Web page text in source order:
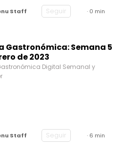
Staff Seguir · 0 min
Gastronómica: Semana 5
de 2023
Digital Semanal y
Staff Seguir · 6 min